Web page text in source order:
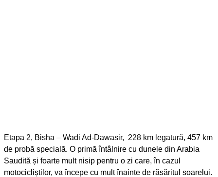
Etapa 2, Bisha – Wadi Ad-Dawasir, 228 km legatură, 457 km
de probă specială. O primă întâlnire cu dunele din Arabia
Saudită și foarte mult nisip pentru o zi care, în cazul
motocicliștilor, va începe cu mult înainte de răsăritul soarelui.